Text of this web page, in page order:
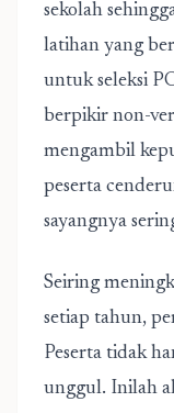
sekolah
latihan yang
untuk seleksi
berpikir non-
mengambil
peserta
sayangnya
Seiring
setiap tahun,
Peserta tidak
unggul. Inilah